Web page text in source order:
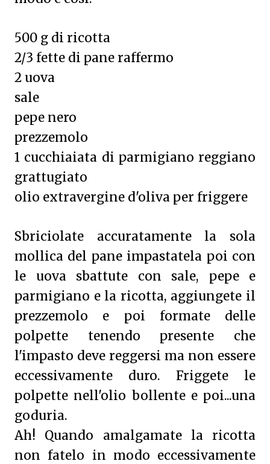
500 g di ricotta
2/3 fette di pane raffermo
2 uova
sale
pepe nero
prezzemolo
1 cucchiaiata di parmigiano reggiano
grattugiato
olio extravergine d'oliva per friggere
Sbriciolate accuratamente la sola
mollica del pane impastatela poi con
le uova sbattute con sale, pepe e
parmigiano e la ricotta, aggiungete il
prezzemolo e poi formate delle
polpette tenendo presente che
l'impasto deve reggersi ma non essere
eccessivamente duro. Friggete le
polpette nell'olio bollente e poi...una
goduria.
Ah! Quando amalgamate la ricotta
non fatelo in modo eccessivamente